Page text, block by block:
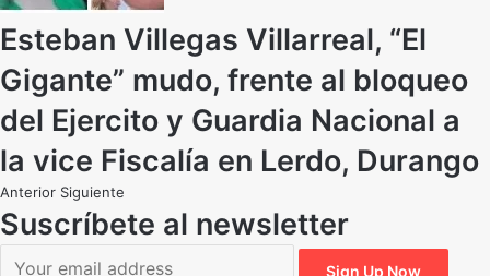
Esteban Villegas Villarreal, “El
Gigante” mudo, frente al bloqueo
del Ejercito y Guardia Nacional a
la vice Fiscalía en Lerdo, Durango
Anterior Siguiente
Suscríbete al newsletter